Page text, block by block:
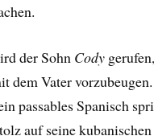
der Sohn Cody
dem Vater vorzubeugen.
passables Spanisch
auf seine